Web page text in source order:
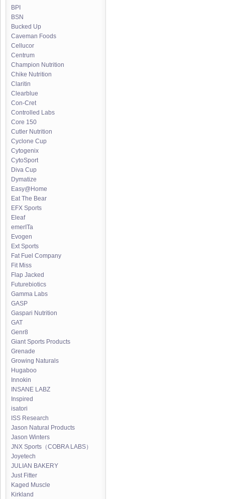
BPI
BSN
Bucked Up
Caveman Foods
Cellucor
Centrum
Champion Nutrition
Chike Nutrition
Claritin
Clearblue
Con-Cret
Controlled Labs
Core 150
Cutler Nutrition
Cyclone Cup
Cytogenix
CytoSport
Diva Cup
Dymatize
Easy@Home
Eat The Bear
EFX Sports
Eleaf
emerITa
Evogen
Ext Sports
Fat Fuel Company
Fit Miss
Flap Jacked
Futurebiotics
Gamma Labs
GASP
Gaspari Nutrition
GAT
Genr8
Giant Sports Products
Grenade
Growing Naturals
Hugaboo
Innokin
INSANE LABZ
Inspired
isatori
ISS Research
Jason Natural Products
Jason Winters
JNX Sports（COBRA LABS）
Joyetech
JULIAN BAKERY
Just Fitter
Kaged Muscle
Kirkland